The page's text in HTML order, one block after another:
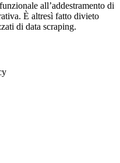
all’addestramento di
È altresì fatto divieto
di data scraping.